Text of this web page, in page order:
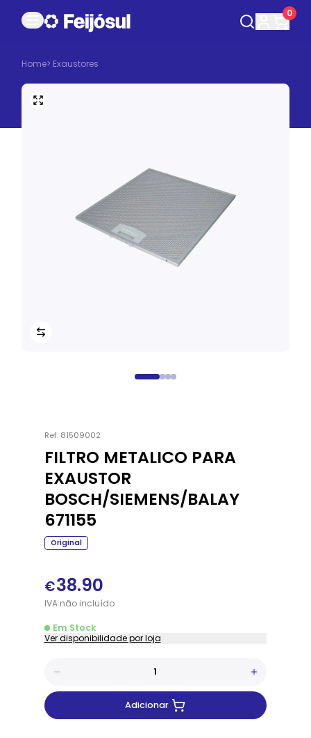
0
Home> Exaustores
Ref. 81509002
FILTRO METALICO PARA
EXAUSTOR
BOSCH/SIEMENS/BALAY
671155
Original
€38.90
IVAnãoincluído
Em Stock
Ver disponibilidade por loja
Adicionar